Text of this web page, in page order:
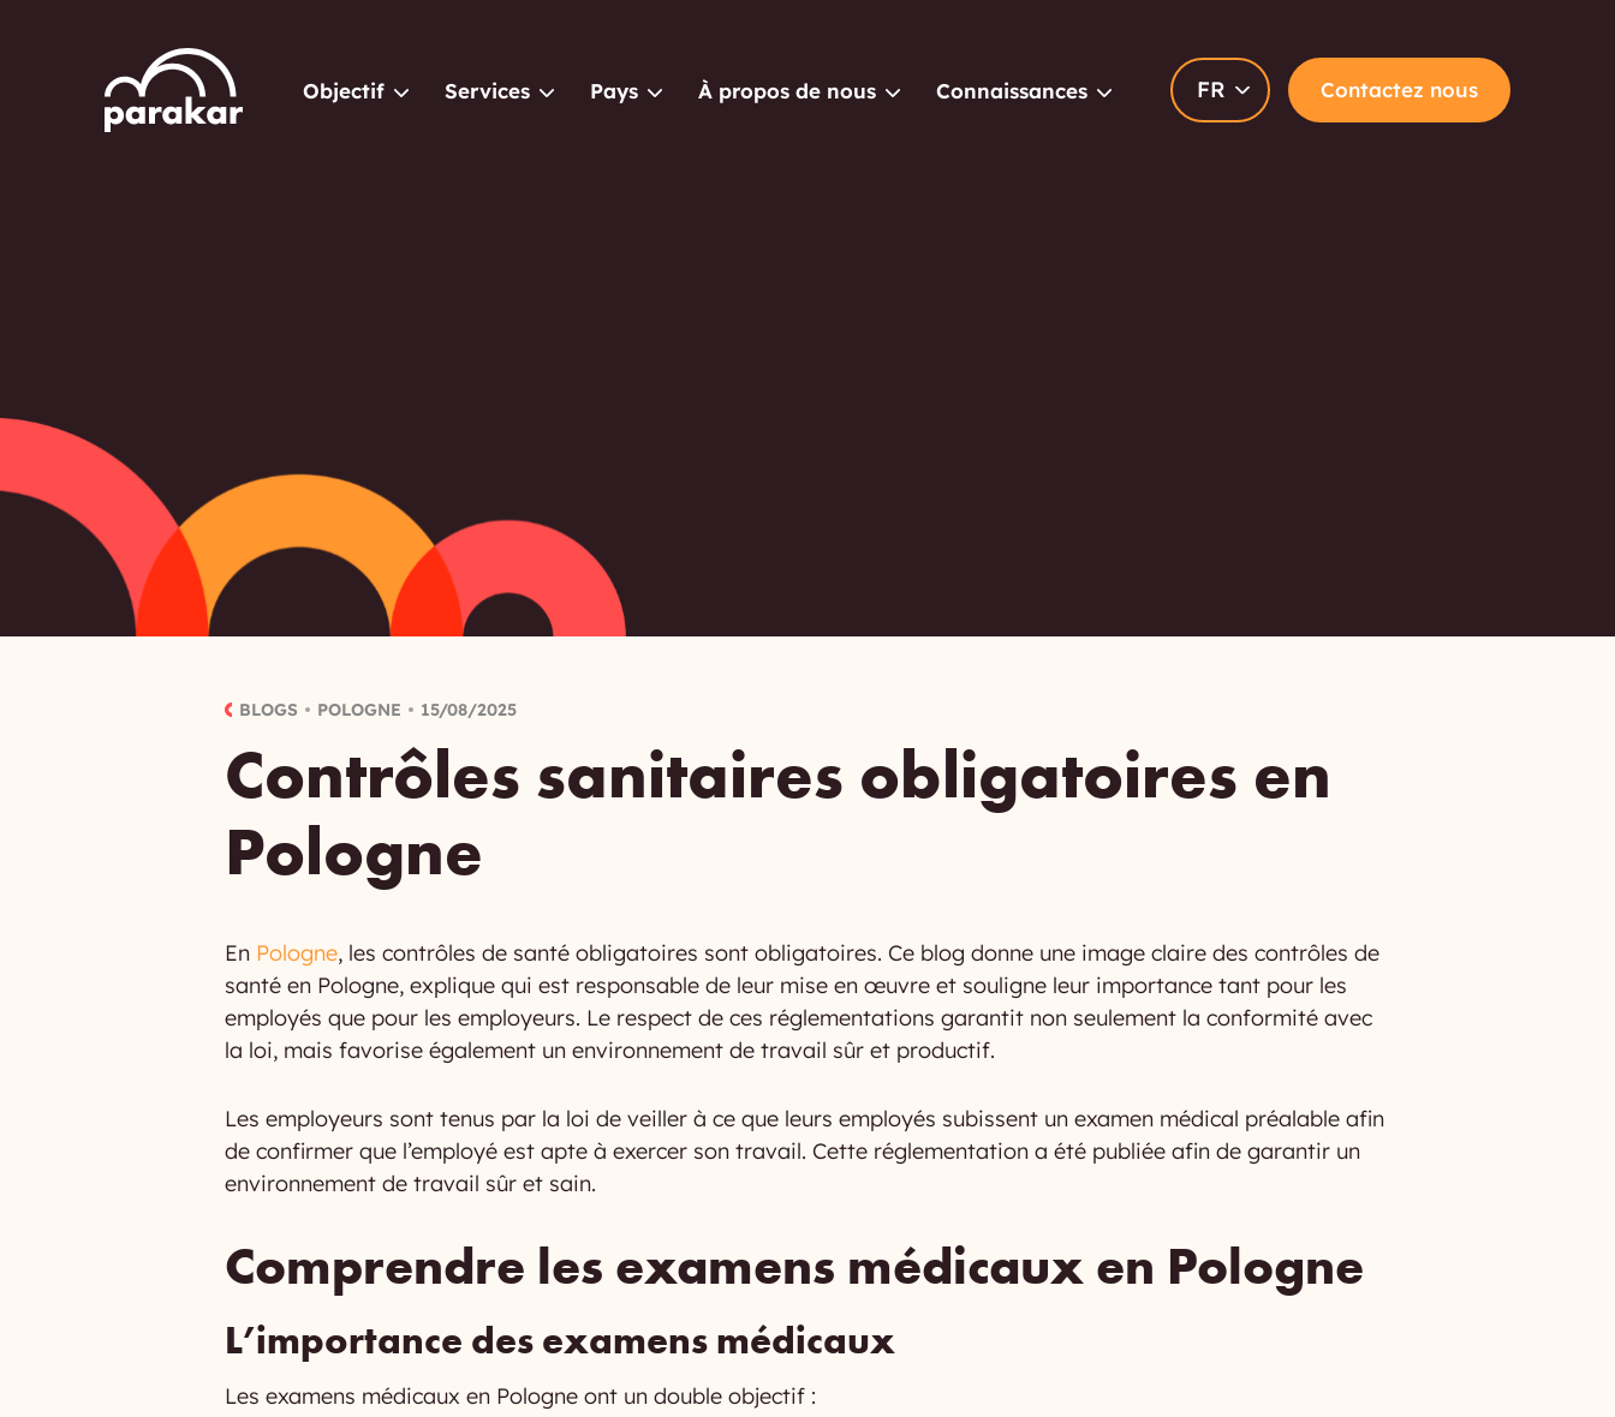
Objectif Services Pays À propos de nous Connaissances FR Contactez nous
BLOGS POLOGNE 15/08/2025
Contrôles sanitaires obligatoires en
Pologne
En Pologne, les contrôles de santé obligatoires sont obligatoires. Ce blog donne une image claire des contrôles de
santé en Pologne, explique qui est responsable de leur mise en œuvre et souligne leur importance tant pour les
employés que pour les employeurs. Le respect de ces réglementations garantit non seulement la conformité avec
la loi, mais favorise également un environnement de travail sûr et productif.
Les employeurs sont tenus par la loi de veiller à ce que leurs employés subissent un examen médical préalable afin
de confirmer que l’employé est apte à exercer son travail. Cette réglementation a été publiée afin de garantir un
environnement de travail sûr et sain.
Comprendre les examens médicaux en Pologne
L’importance des examens médicaux
Les examens médicaux en Pologne ont un double objectif :